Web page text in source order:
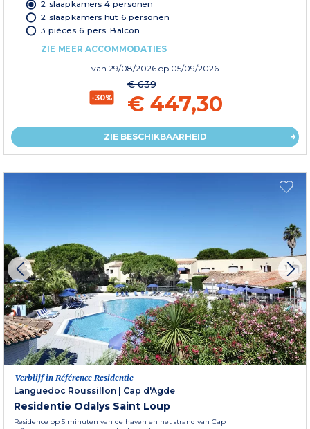
2 slaapkamers 4 personen
2 slaapkamers hut 6 personen
3 pièces 6 pers. Balcon
ZIE MEER ACCOMMODATIES
van 29/08/2026 op 05/09/2026
-30%
€ 639
€ 447,30
ZIE BESCHIKBAARHEID
Verblijf in Référence Residentie
Languedoc Roussillon
Cap d'Agde
Residentie Odalys Saint Loup
Residence op 5 minuten van de haven en het strand van Cap